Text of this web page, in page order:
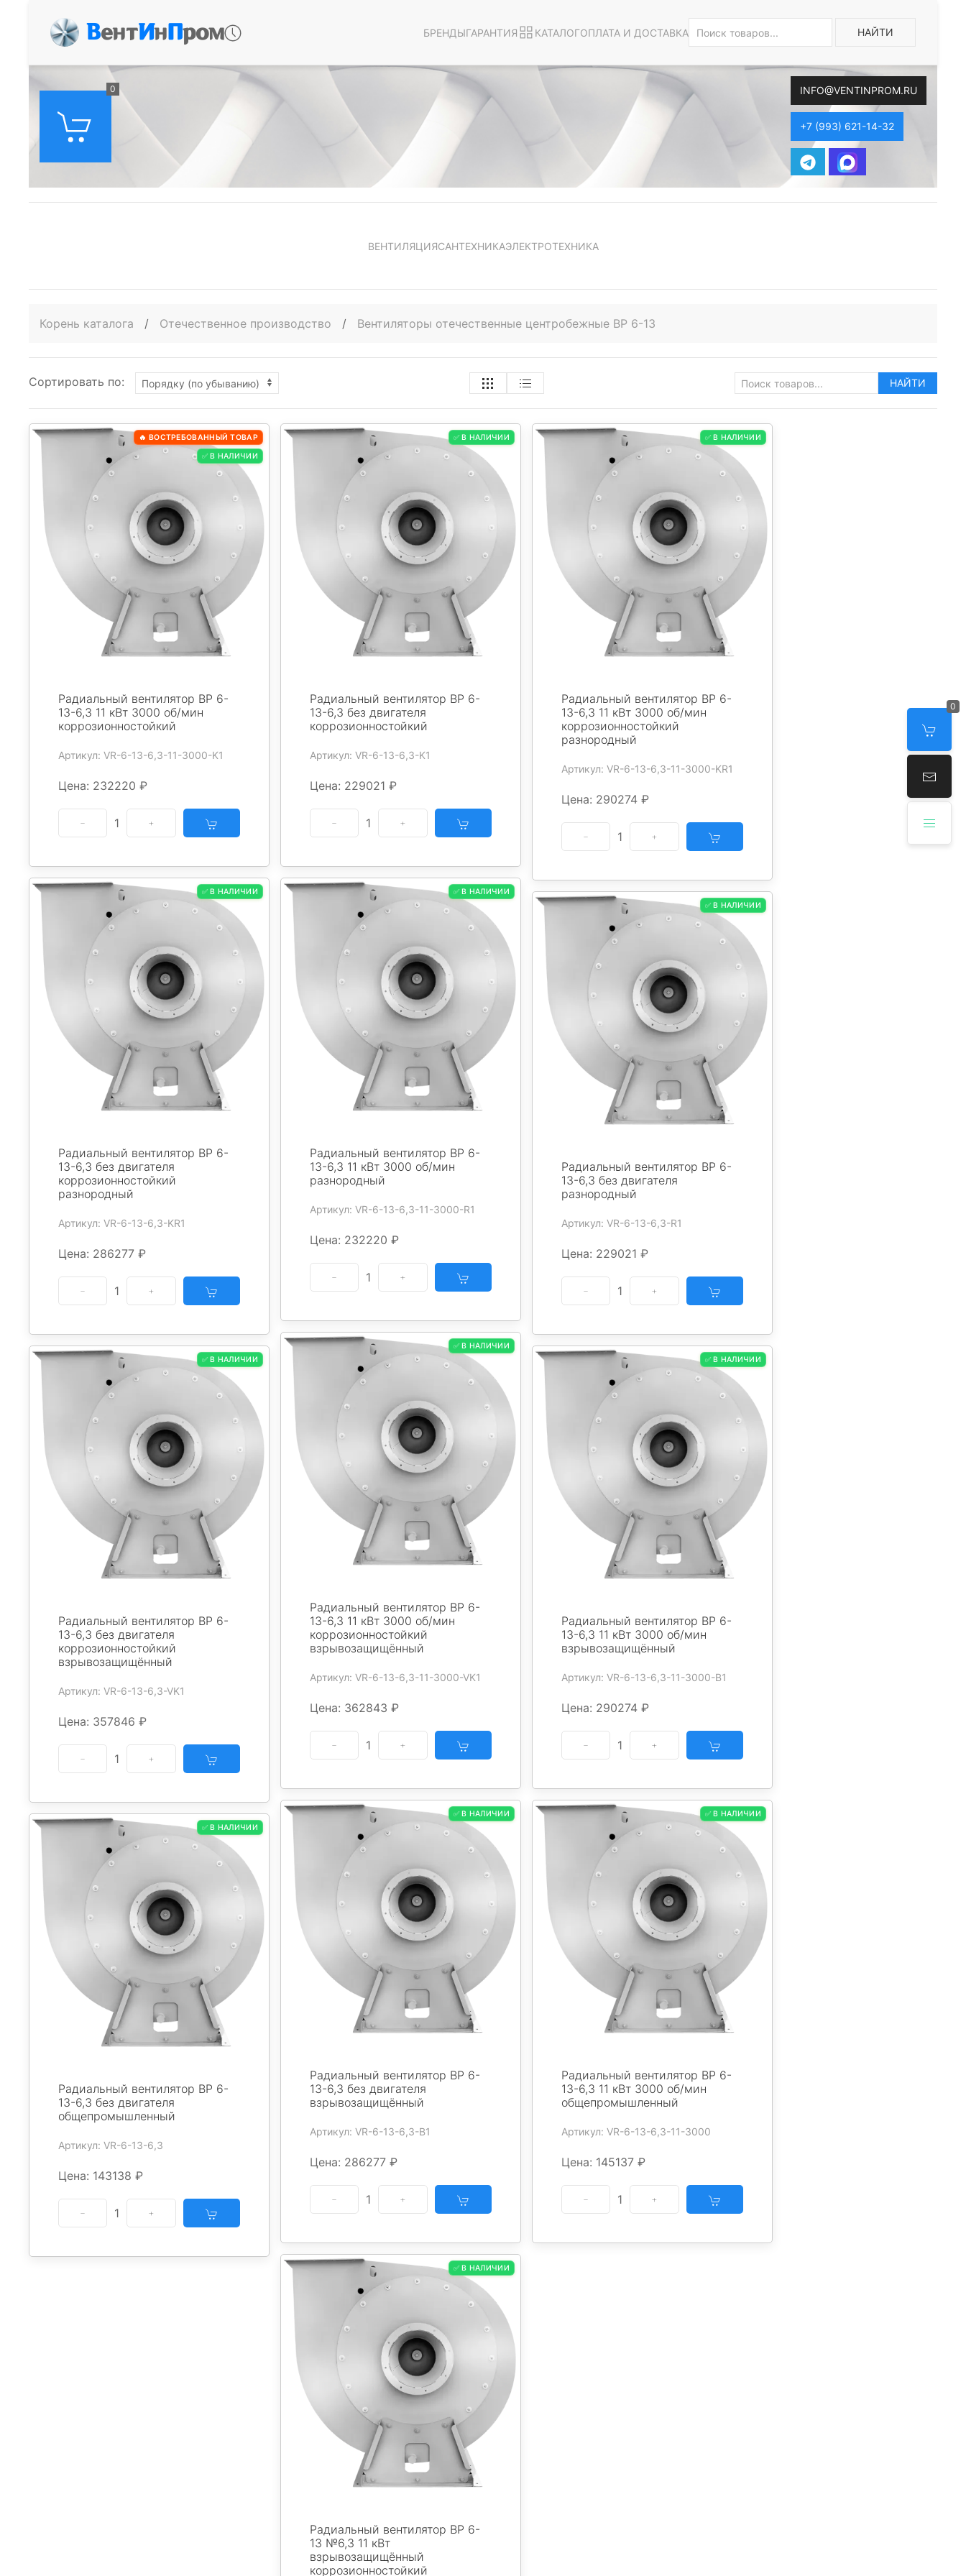
ВентИнПром БРЕНДЫГАРАНТИЯ КАТАЛОГОПЛАТА И ДОСТАВКА НАЙТИ
0 INFO@VENTINPROM.RU
+7 (993) 621-14-32
0
ВЕНТИЛЯЦИЯСАНТЕХНИКАЭЛЕКТРОТЕХНИКА
Корень каталога / Отечественное производство / Вентиляторы отечественные центробежные ВР 6-13
Сортировать по: НАЙТИ
🔥 ВОСТРЕБОВАННЫЙ ТОВАР
✅ В НАЛИЧИИ
Радиальный вентилятор ВР 6-
13-6,3 11 кВт 3000 об/мин
коррозионностойкий
Артикул: VR-6-13-6,3-11-3000-K1
Цена: 232220 ₽
1
✅ В НАЛИЧИИ
Радиальный вентилятор ВР 6-
13-6,3 без двигателя
коррозионностойкий
Артикул: VR-6-13-6,3-K1
Цена: 229021 ₽
1
✅ В НАЛИЧИИ
Радиальный вентилятор ВР 6-
13-6,3 11 кВт 3000 об/мин
коррозионностойкий
разнородный
Артикул: VR-6-13-6,3-11-3000-KR1
Цена: 290274 ₽
1
✅ В НАЛИЧИИ
Радиальный вентилятор ВР 6-
13-6,3 без двигателя
коррозионностойкий
разнородный
Артикул: VR-6-13-6,3-KR1
Цена: 286277 ₽
1
✅ В НАЛИЧИИ
Радиальный вентилятор ВР 6-
13-6,3 11 кВт 3000 об/мин
разнородный
Артикул: VR-6-13-6,3-11-3000-R1
Цена: 232220 ₽
1
✅ В НАЛИЧИИ
Радиальный вентилятор ВР 6-
13-6,3 без двигателя
разнородный
Артикул: VR-6-13-6,3-R1
Цена: 229021 ₽
1
✅ В НАЛИЧИИ
Радиальный вентилятор ВР 6-
13-6,3 11 кВт 3000 об/мин
коррозионностойкий
взрывозащищённый
Артикул: VR-6-13-6,3-11-3000-VK1
Цена: 362843 ₽
1
✅ В НАЛИЧИИ
Радиальный вентилятор ВР 6-
13-6,3 без двигателя
коррозионностойкий
взрывозащищённый
Артикул: VR-6-13-6,3-VK1
Цена: 357846 ₽
1
✅ В НАЛИЧИИ
Радиальный вентилятор ВР 6-
13-6,3 11 кВт 3000 об/мин
взрывозащищённый
Артикул: VR-6-13-6,3-11-3000-B1
Цена: 290274 ₽
1
✅ В НАЛИЧИИ
Радиальный вентилятор ВР 6-
13-6,3 без двигателя
взрывозащищённый
Артикул: VR-6-13-6,3-B1
Цена: 286277 ₽
1
✅ В НАЛИЧИИ
Радиальный вентилятор ВР 6-
13-6,3 11 кВт 3000 об/мин
общепромышленный
Артикул: VR-6-13-6,3-11-3000
Цена: 145137 ₽
1
✅ В НАЛИЧИИ
Радиальный вентилятор ВР 6-
13-6,3 без двигателя
общепромышленный
Артикул: VR-6-13-6,3
Цена: 143138 ₽
1
✅ В НАЛИЧИИ
Радиальный вентилятор ВР 6-
13 №6,3 11 кВт
взрывозащищённый
коррозионностойкий